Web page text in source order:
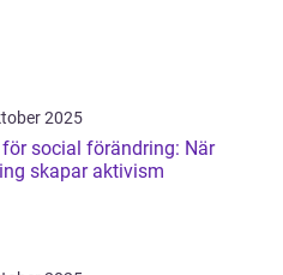
2025
social förändring: När
skapar aktivism